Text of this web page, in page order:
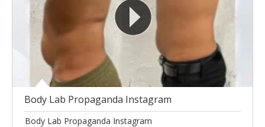
Body Lab Propaganda Instagram
Body Lab Propaganda Instagram